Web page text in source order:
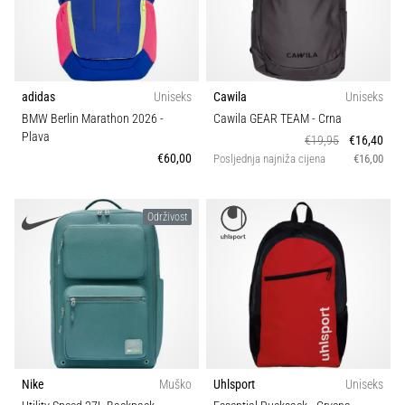
sportske
1. 7. 2025
for
More
Victories
Pripremi
EURO
2025
Veličina
Teamsales
Kolekcija
Sport
Održivost
Svojstva
adidas
Uniseks
BMW Berlin Marathon 2026 -
Plava
€60,00
Cawila
Uniseks
Cawila GEAR TEAM- Crna
€19,95
€16,40
Posljednja najniža cijena €16,00
Održivost
Nike
Muško
Uhlsport
Uniseks